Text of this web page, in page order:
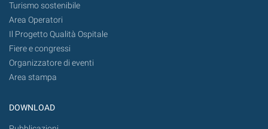
Turismo sostenibile
Area Operatori
Il Progetto Qualità Ospitale
Fiere e congressi
Organizzatore di eventi
Area stampa
DOWNLOAD